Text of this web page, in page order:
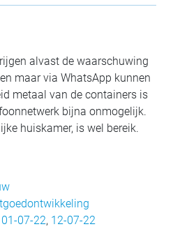
alvast de waarschuwing
maar via WhatsApp kunnen
metaal van de containers is
bijna onmogelijk.
huiskamer, is wel bereik.
01-07-22, 12-07-22